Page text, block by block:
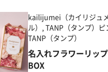
kailijumei（カイリジュ
ル）, TANP（タンプ）
TANP（タンプ）
名入れフラワーリッ
BOX